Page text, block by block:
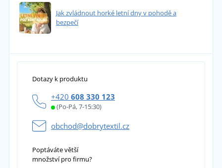
Jak zvládnout horké letní dny v pohodě a
bezpečí
Dotazy k produktu
+420 608 330 123
(Po-Pá, 7-15:30)
obchod@dobrytextil.cz
Poptáváte větší
množství pro firmu?